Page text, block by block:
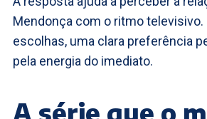
Mendonça com o ritmo televisivo.
escolhas, uma clara preferência
pela energia do imediato.
A série que o